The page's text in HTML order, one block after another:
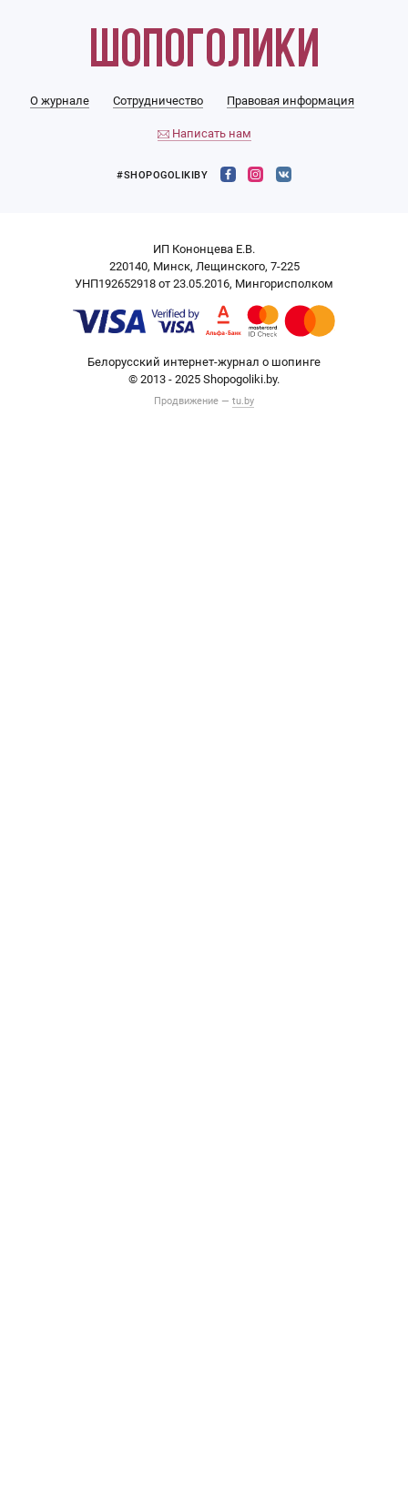
О журнале Сотрудничество Правовая информация
Написать нам
#SHOPOGOLIKIBY
ИП Кононцева Е.В.
220140, Минск, Лещинского, 7-225
УНП192652918 от 23.05.2016, Мингорисполком
Белорусский интернет-журнал о шопинге
© 2013 - 2025 Shopogoliki.by.
Продвижение — tu.by